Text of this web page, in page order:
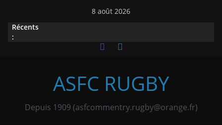
contenu
8 août 2026
Récents
:
ASFC RUGBY
Depuis 1909 (asfcommentry.rugby@orange.fr)